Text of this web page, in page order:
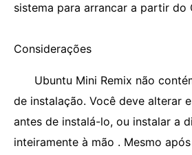
sistema para arrancar a partir do
Considerações
Ubuntu Mini Remix não
de instalação. Você deve alterar
antes de instalá-lo, ou instalar a
inteiramente à mão . Mesmo